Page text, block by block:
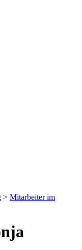
> Mitarbeiter im